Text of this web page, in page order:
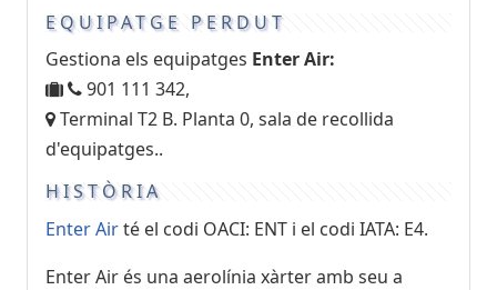
EQUIPATGE PERDUT
Gestiona els equipatges Enter Air:
901 111 342,
Terminal T2 B. Planta 0, sala de recollida
d'equipatges..
HISTÒRIA
Enter Airté el codi OACI: ENT i el codi IATA: E4.
Enter Air és una aerolínia xàrter amb seu a